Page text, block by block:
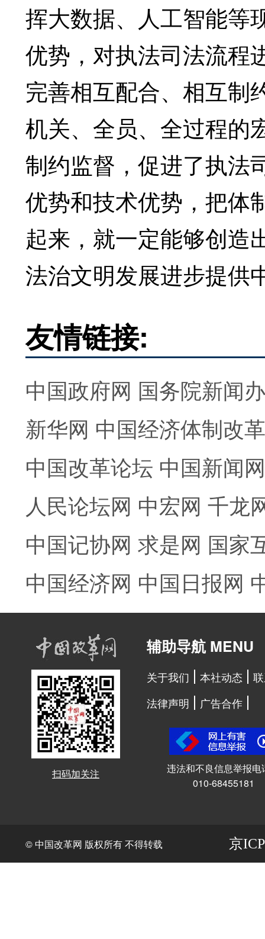
挥大数据、人工智能等
优势，对执法司法流程
完善相互配合、相互制
机关、全员、全过程的
制约监督，促进了执法
优势和技术优势，把体
起来，就一定能够创造
法治文明发展进步提供
友情链接:
中国政府网 国务院新闻
新华网 中国经济体制改
中国改革论坛 中国新闻网
人民论坛网 中宏网 千龙
中国记协网 求是网 国家
中国经济网 中国日报网
扫码加关注
辅助导航 MENU
关于我们 本社动态
法律声明
广告合作
违法和不良信息举报电
010-68455181
© 中国改革网 版权所有 不得转载 京